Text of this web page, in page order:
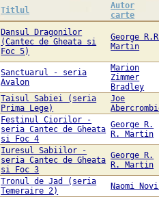
Titlul
Autor
carte
Dansul Dragonilor
(Cantec de Gheata si
Foc 5)
George
Martin
Sanctuarul - seria
Avalon
Marion
Zimmer
Bradley
Taisul Sabiei (seria
Prima Lege)
Joe
Festinul Ciorilor -
seria Cantec de Gheata
si Foc 4
George R.
R. Martin
Iuresul Sabiilor -
seria Cantec de Gheata
si Foc 3
George R.
R. Martin
Tronul de Jad (seria
Temeraire 2)
Naomi